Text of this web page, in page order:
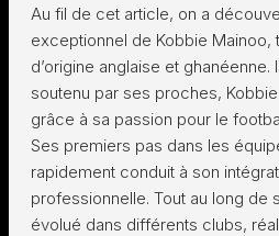
Au fil de cet article, on a
exceptionnel de Kobbie Mainoo,
d’origine anglaise et ghanéenne.
soutenu par ses proches,
grâce à sa passion pour le
Ses premiers pas dans les
rapidement conduit à son
professionnelle. Tout au long de
évolué dans différents clubs,